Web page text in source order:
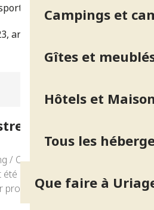
Campings et
Gîtes et
Hôtels et
Tous les
Que faire à
en commun, arrêt à
arrêt "Chemin des
sur le plateau
/ Chamrousse à Cheval vous
dans le cadre unique du
profiter d’activités équestres